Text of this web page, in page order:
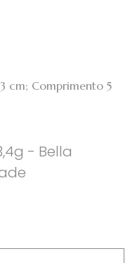
cm; Comprimento 5
- Bella